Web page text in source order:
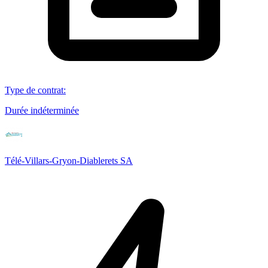
Type de contrat:
Durée indéterminée
Télé-Villars-Gryon-Diablerets SA